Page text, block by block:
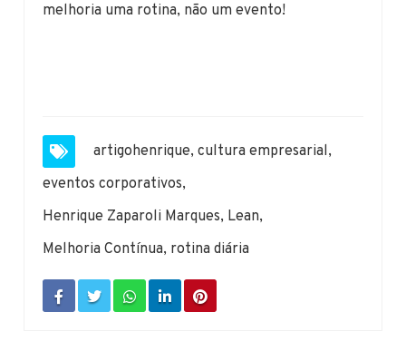
melhoria uma rotina, não um evento!
artigohenrique,cultura empresarial,
eventos corporativos,
Henrique Zaparoli Marques, Lean,
Melhoria Contínua, rotina diária